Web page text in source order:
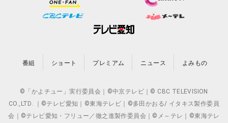
番組 ショート プレミアム ニュース よみもの
©「かよチュー」実行委員会｜©中京テレビ｜© CBC TELEVISION
CO.,LTD. ｜©テレビ愛知｜©東海テレビ｜©多田かおる/ イタキス製作委員
会｜©テレビ愛知・フリュー／徹之進製作委員会｜©メ～テレ｜©東海テレ